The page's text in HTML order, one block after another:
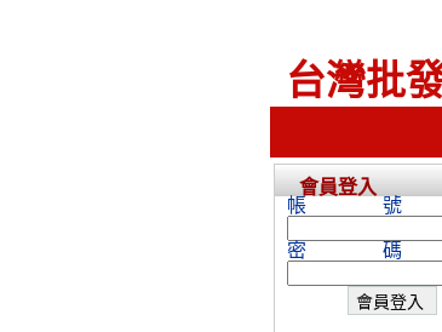
台灣批
會員登入
帳號
密碼